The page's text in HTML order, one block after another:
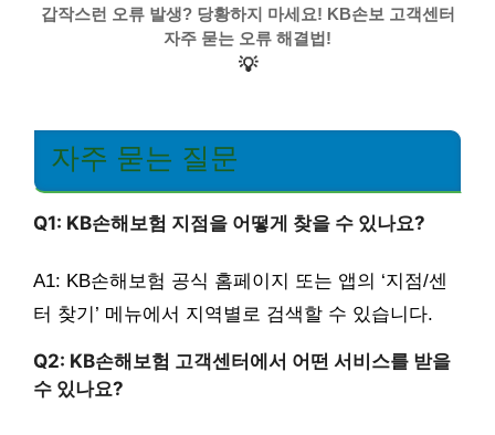
갑작스런 오류 발생? 당황하지 마세요! KB손보 고객센터
자주 묻는 오류 해결법!
💡
자주 묻는 질문
Q1: KB손해보험 지점을 어떻게 찾을 수 있나요?
A1: KB손해보험 공식 홈페이지 또는 앱의 ‘지점/센
터 찾기’ 메뉴에서 지역별로 검색할 수 있습니다.
Q2: KB손해보험 고객센터에서 어떤 서비스를 받을
수 있나요?